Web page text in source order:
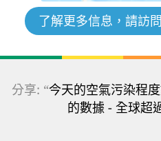
了解更多信息，請訪問
分享: “今天的空氣污染程
的數據 - 全球超